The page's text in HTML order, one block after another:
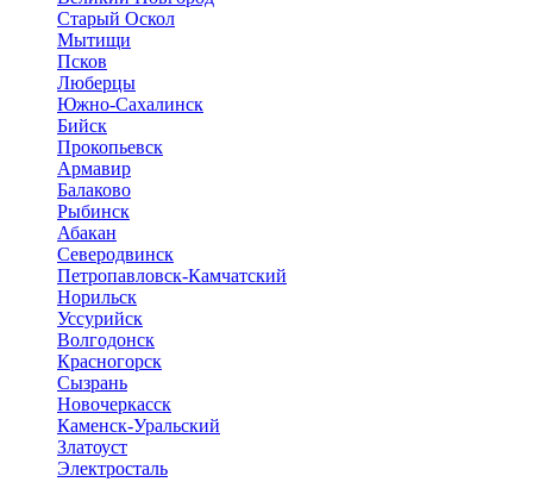
Старый Оскол
Мытищи
Псков
Люберцы
Южно-Сахалинск
Бийск
Прокопьевск
Армавир
Балаково
Рыбинск
Абакан
Северодвинск
Петропавловск-Камчатский
Норильск
Уссурийск
Волгодонск
Красногорск
Сызрань
Новочеркасск
Каменск-Уральский
Златоуст
Электросталь